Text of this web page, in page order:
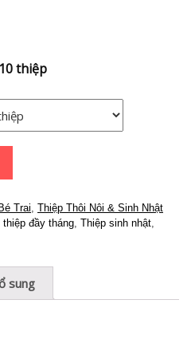
thiệp
Trai, Thiệp Thôi Nôi & Sinh Nhật
thiệp đầy tháng, Thiệp sinh nhật,
sung